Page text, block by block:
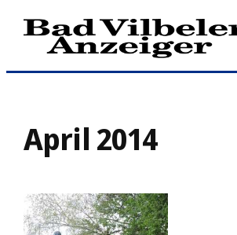
Zum
Inhalt
April 2014